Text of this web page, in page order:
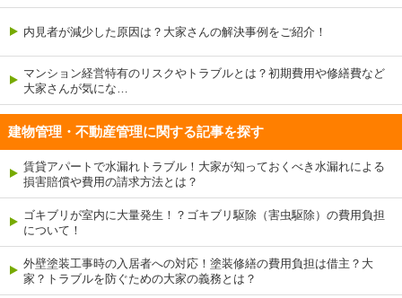
内見者が減少した原因は？大家さんの解決事例をご紹介！
マンション経営特有のリスクやトラブルとは？初期費用や修繕費など
大家さんが気にな…
建物管理・不動産管理に関する記事を探す
賃貸アパートで水漏れトラブル！大家が知っておくべき水漏れによる
損害賠償や費用の請求方法とは？
ゴキブリが室内に大量発生！？ゴキブリ駆除（害虫駆除）の費用負担
について！
外壁塗装工事時の入居者への対応！塗装修繕の費用負担は借主？大
家？トラブルを防ぐための大家の義務とは？